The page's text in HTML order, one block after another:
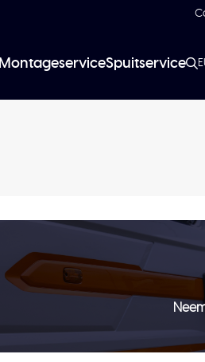
MontageserviceSpuitservice